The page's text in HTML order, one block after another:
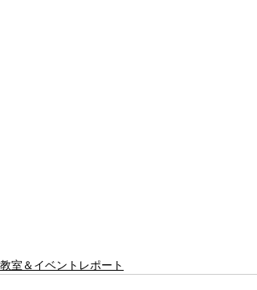
教室＆イベントレポート